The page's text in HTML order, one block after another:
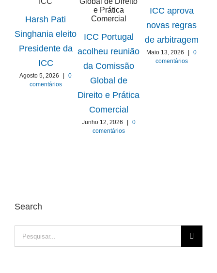
Harsh Pati
Singhania eleito
Presidente da
ICC
Agosto 5, 2026
0
comentários
ICC Portugal
acolheu reunião
da Comissão
Global de
Direito e Prática
Comercial
Junho 12, 2026
0
comentários
ICC aprova
novas regras
de arbitragem
Maio 13, 2026
0
comentários
Search